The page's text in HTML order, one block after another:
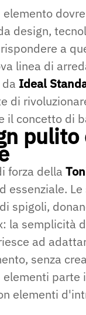
elemento
design,
a
linea di
Ideal
di
il concetto di
pulito
forza della
essenziale. Le
spigoli,
la semplicità
ad
senza
elementi parte
elementi